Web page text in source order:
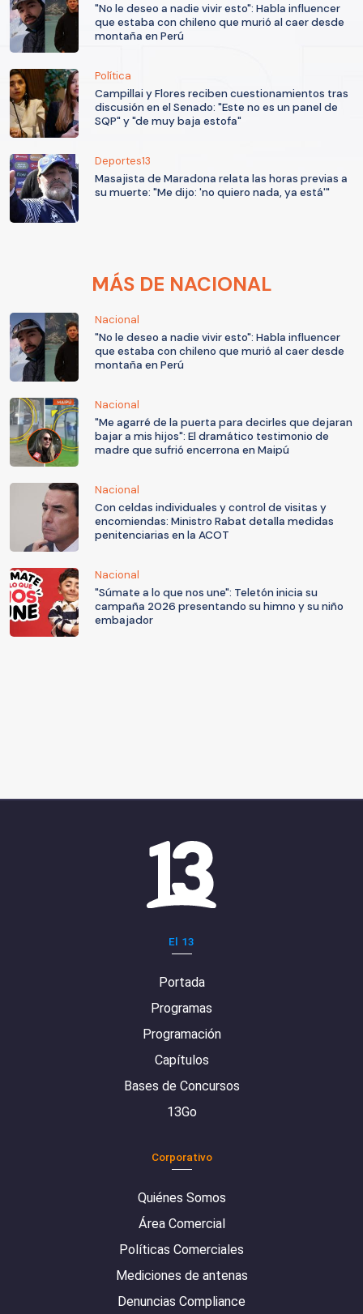
"No le deseo a nadie vivir esto": Habla influencer
que estaba con chileno que murió al caer desde
montaña en Perú
Política
Campillai y Flores reciben cuestionamientos tras
discusión en el Senado: "Este no es un panel de
SQP" y "de muy baja estofa"
Deportes13
Masajista de Maradona relata las horas previas a
su muerte: "Me dijo: 'no quiero nada, ya está'"
MÁS DE NACIONAL
Nacional
"No le deseo a nadie vivir esto": Habla influencer
que estaba con chileno que murió al caer desde
montaña en Perú
Nacional
"Me agarré de la puerta para decirles que dejaran
bajar a mis hijos": El dramático testimonio de
madre que sufrió encerrona en Maipú
Nacional
Con celdas individuales y control de visitas y
encomiendas: Ministro Rabat detalla medidas
penitenciarias en la ACOT
Nacional
"Súmate a lo que nos une": Teletón inicia su
campaña 2026 presentando su himno y su niño
embajador
El 13
Portada
Programas
Programación
Capítulos
Bases de Concursos
13Go
Corporativo
Quiénes Somos
Área Comercial
Políticas Comerciales
Mediciones de antenas
Denuncias Compliance